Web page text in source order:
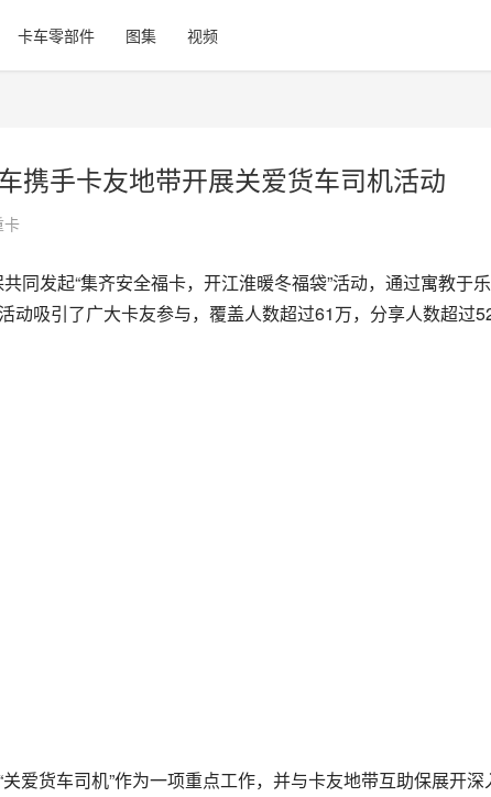
卡车零部件 图集 视频
携手卡友地带开展关爱货车司机活动
卡
同发起“集齐安全福卡，开江淮暖冬福袋”活动，通过寓教于
动吸引了广大卡友参与，覆盖人数超过61万，分享人数超过
爱货车司机”作为一项重点工作，并与卡友地带互助保展开深